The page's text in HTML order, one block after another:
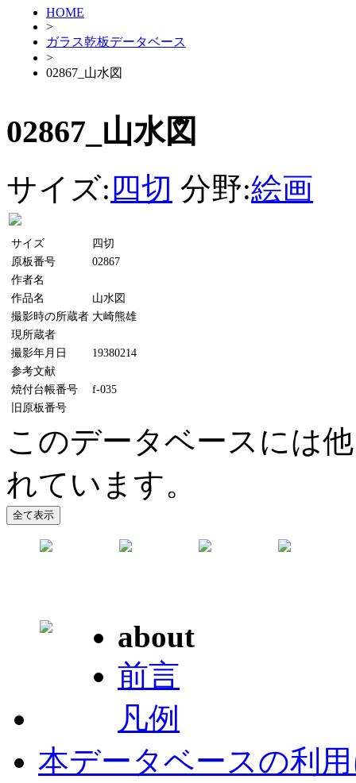
HOME
>
ガラス乾板データベース
>
02867_山水図
02867_山水図
サイズ: 四切 分野:絵画
サイズ
四切
原板番号
02867
作者名
作品名
山水図
撮影時の所蔵者 大崎熊雄
現所蔵者
撮影年月日
19380214
参考文献
焼付台帳番号
f-035
旧原板番号
このデータベースには
れています。
about
前言
凡例
本データベースの利